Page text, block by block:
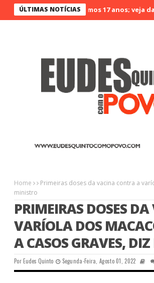
ÚLTIMAS NOTÍCIAS
violento nos últimos 17 anos; veja dados
Home
Primeiras doses da vacina contra a
ministro
PRIMEIRAS DOSES
VARÍOLA DOS
A CASOS GRAVES,
PorEudes Quinto Segunda-Feira, Agosto 01, 2022